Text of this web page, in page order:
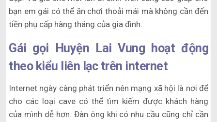
bạn em gái có thể ăn chơi thoải mái mà không cần đến
tiền phụ cấp hàng tháng của gia đình.
Gái gọi Huyện Lai Vung hoạt động
theo kiểu liên lạc trên internet
Internet ngày càng phát triển nên mạng xã hội là nơi để
cho các loại cave có thể tìm kiếm được khách hàng
của mình dễ hơn. Đàn ông khi có nhu cầu cũng chỉ cần